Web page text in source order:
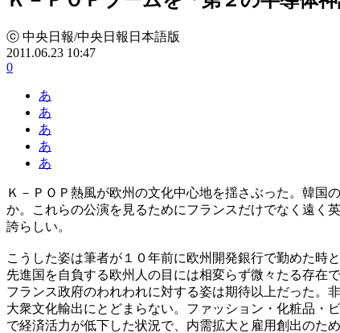
ⓒ 中央日報/中央日報日本語版
2011.06.23 10:47
0
あ
あ
あ
あ
あ
Ｋ－ＰＯＰ熱風が欧州の文化中心地を揺さぶった。韓国
か。これらの公演を見るためにフランスだけでなく遠く
誇らしい。
こうした姿は筆者が１０年前に欧州開発銀行で勤めた時
先進国を自負する欧州人の目には相変らず微々たる存在
フランス政府のわれわれに対する姿は期待以上だった。
大衆文化輸出にとどまらない。ファッション・化粧品・
で経済活力が低下した状況で、内需拡大と雇用創出のた